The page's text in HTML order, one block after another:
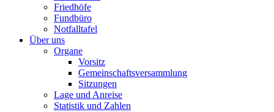
Friedhöfe
Fundbüro
Notfalltafel
Über uns
Organe
Vorsitz
Gemeinschaftsversammlung
Sitzungen
Lage und Anreise
Statistik und Zahlen